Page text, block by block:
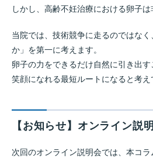
しかし、高齢不妊治療における卵子は
当院では、技術競争に走るのではな
か」を第一に考えます。
卵子の力をできるだけ自然に引き出
笑顔になれる最短ルートになると考え
【お知らせ】オンライン説
次回のオンライン説明会では、本コ